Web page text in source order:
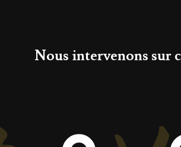
Nous intervenons sur